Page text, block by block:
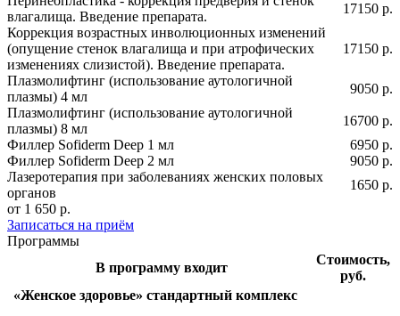
влагалища. Введение препарата.
17150 р.
Коррекция возрастных инволюционных изменений
(опущение стенок влагалища и при атрофических
изменениях слизистой). Введение препарата.
17150 р.
Плазмолифтинг (использование аутологичной
плазмы) 4 мл
9050 р.
Плазмолифтинг (использование аутологичной
плазмы) 8 мл
16700 р.
Филлер Sofiderm Deep 1 мл
6950 р.
Филлер Sofiderm Deep 2 мл
9050 р.
Лазеротерапия при заболеваниях женских половых
органов
1650 р.
от 1 650 р.
Записаться на приём
Программы
В программу входит
Стоимость,
руб.
«Женское здоровье» стандартный комплекс